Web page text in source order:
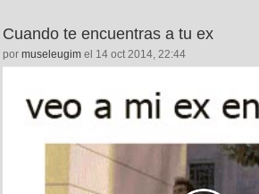
Cuando te encuentras a tu ex
por museleugim el 14 oct 2014, 22:44